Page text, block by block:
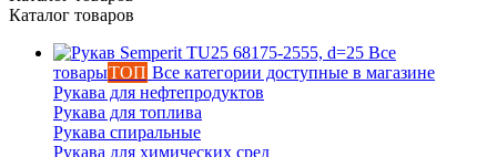
Каталог товаров
Все
товарыТОП Все категории доступные в магазине
Рукава для нефтепродуктов
Рукава для топлива
Рукава спиральные
Рукава для химических сред
Маслобензостойкие рукава